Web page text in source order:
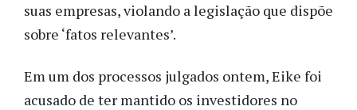
suas empresas, violando a legislação que dispõe
sobre ‘fatos relevantes’.
Em um dos processos julgados ontem, Eike foi
acusado de ter mantido os investidores no